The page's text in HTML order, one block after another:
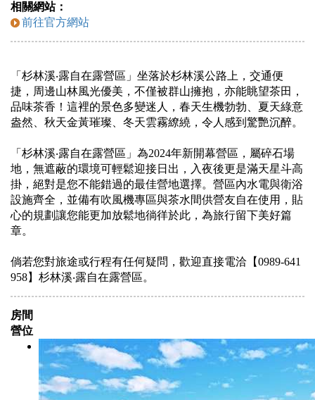
相關網站：
前往官方網站
「杉林溪‧露自在露營區」坐落於杉林溪公路上，交通便
捷，周邊山林風光優美，不僅被群山擁抱，亦能眺望茶田，
品味茶香！這裡的景色多變迷人，春天生機勃勃、夏天綠意
盎然、秋天金黃璀璨、冬天雲霧繚繞，令人感到驚艷沉醉。
「杉林溪‧露自在露營區」為2024年新開幕營區，屬碎石場
地，無遮蔽的環境可輕鬆迎接日出，入夜後更是滿天星斗高
掛，絕對是您不能錯過的最佳營地選擇。營區內水電與衛浴
設施齊全，並備有吹風機專區與茶水間供營友自在使用，貼
心的規劃讓您能更加放鬆地徜徉於此，為旅行留下美好篇
章。
倘若您對旅途或行程有任何疑問，歡迎直接電洽【0989-641
958】杉林溪‧露自在露營區。
房間
營位